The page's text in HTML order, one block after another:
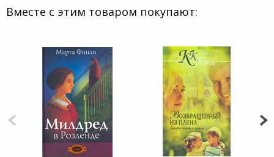
Вместе с этим товаром покупают: